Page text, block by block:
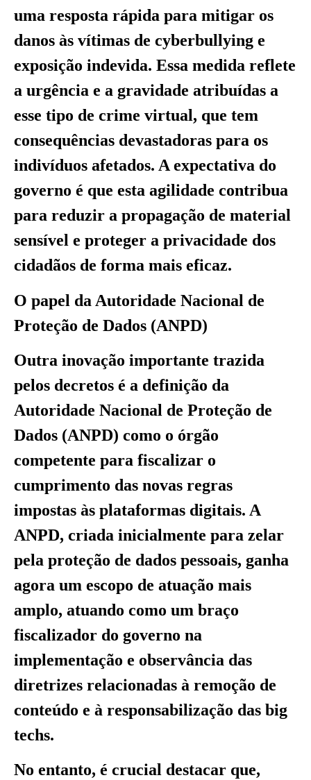
uma resposta rápida para mitigar os
danos às vítimas de cyberbullying e
exposição indevida. Essa medida reflete
a urgência e a gravidade atribuídas a
esse tipo de crime virtual, que tem
consequências devastadoras para os
indivíduos afetados. A expectativa do
governo é que esta agilidade contribua
para reduzir a propagação de material
sensível e proteger a privacidade dos
cidadãos de forma mais eficaz.
O papel da Autoridade Nacional de
Proteção de Dados (ANPD)
Outra inovação importante trazida
pelos decretos é a definição da
Autoridade Nacional de Proteção de
Dados (ANPD) como o órgão
competente para fiscalizar o
cumprimento das novas regras
impostas às plataformas digitais. A
ANPD, criada inicialmente para zelar
pela proteção de dados pessoais, ganha
agora um escopo de atuação mais
amplo, atuando como um braço
fiscalizador do governo na
implementação e observância das
diretrizes relacionadas à remoção de
conteúdo e à responsabilização das big
techs.
No entanto, é crucial destacar que,